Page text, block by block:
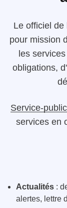
Le officiel de
pour mission
les
obligations,
Service-
services en
Actualités :
alertes, lettre